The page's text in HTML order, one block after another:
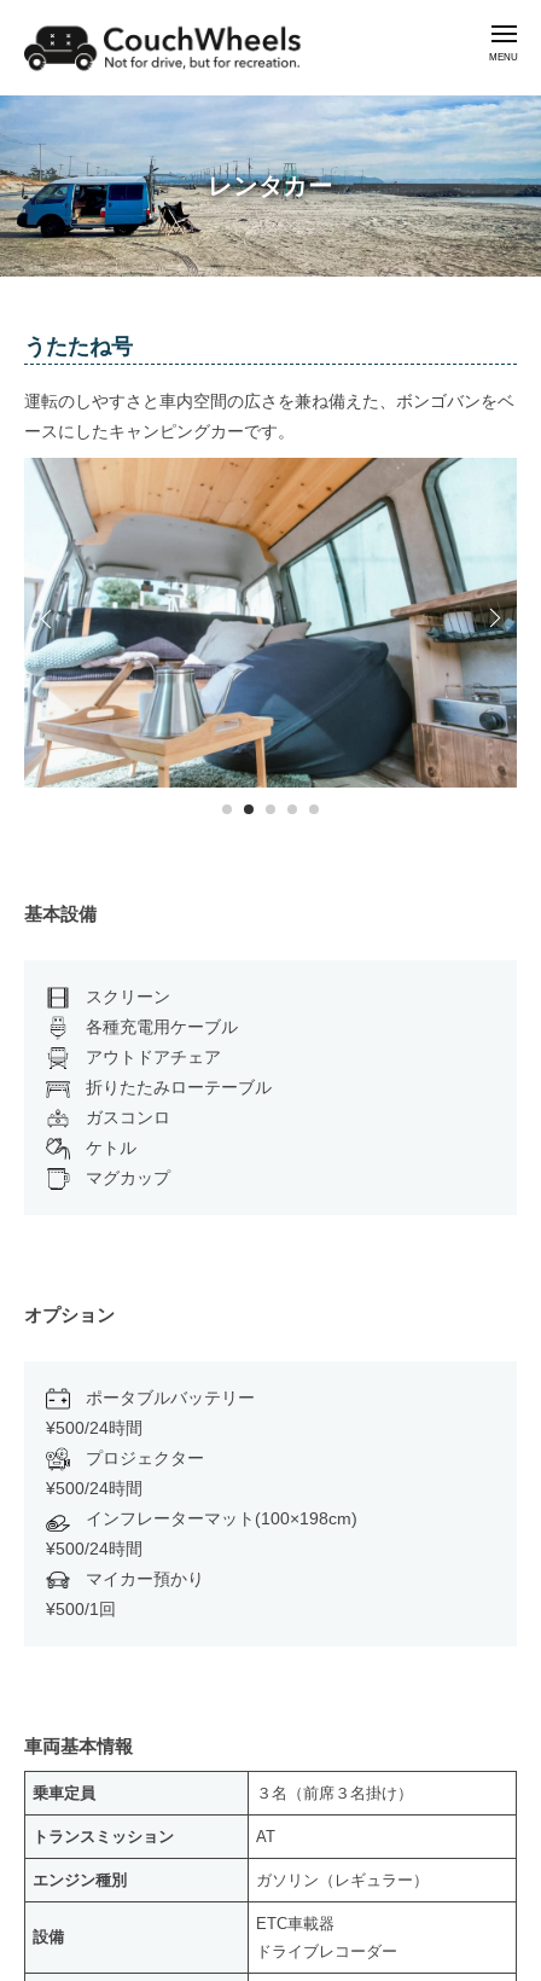
ン
ツ
へ
ス
キ
ッ
C
o
u
c
h
W
e
s
【
浜
】
バ
ン
ラ
ス
イ
の
カ
ー
な
ら
メ
ニ
レンタカー
レ
タ
カ
ー
2024.04.10
couchwheels
うたたね号
運転のしやすさと車内空間の広さを兼ね備えた、ボンゴバンをベ
ースにしたキャンピングカーです。
基本設備
スクリーン
各種充電用ケーブル
アウトドアチェア
折りたたみローテーブル
ガスコンロ
ケトル
マグカップ
オプション
ポータブルバッテリー
¥500/24時間
プロジェクター
¥500/24時間
インフレーターマット(100×198cm)
¥500/24時間
マイカー預かり
¥500/1回
車両基本情報
乗車定員 ３名（前席３名掛け）
トランスミッション AT
エンジン種別 ガソリン（レギュラー）
設備
ETC車載器
ドライブレコーダー
C
o
h
e
e
l
s